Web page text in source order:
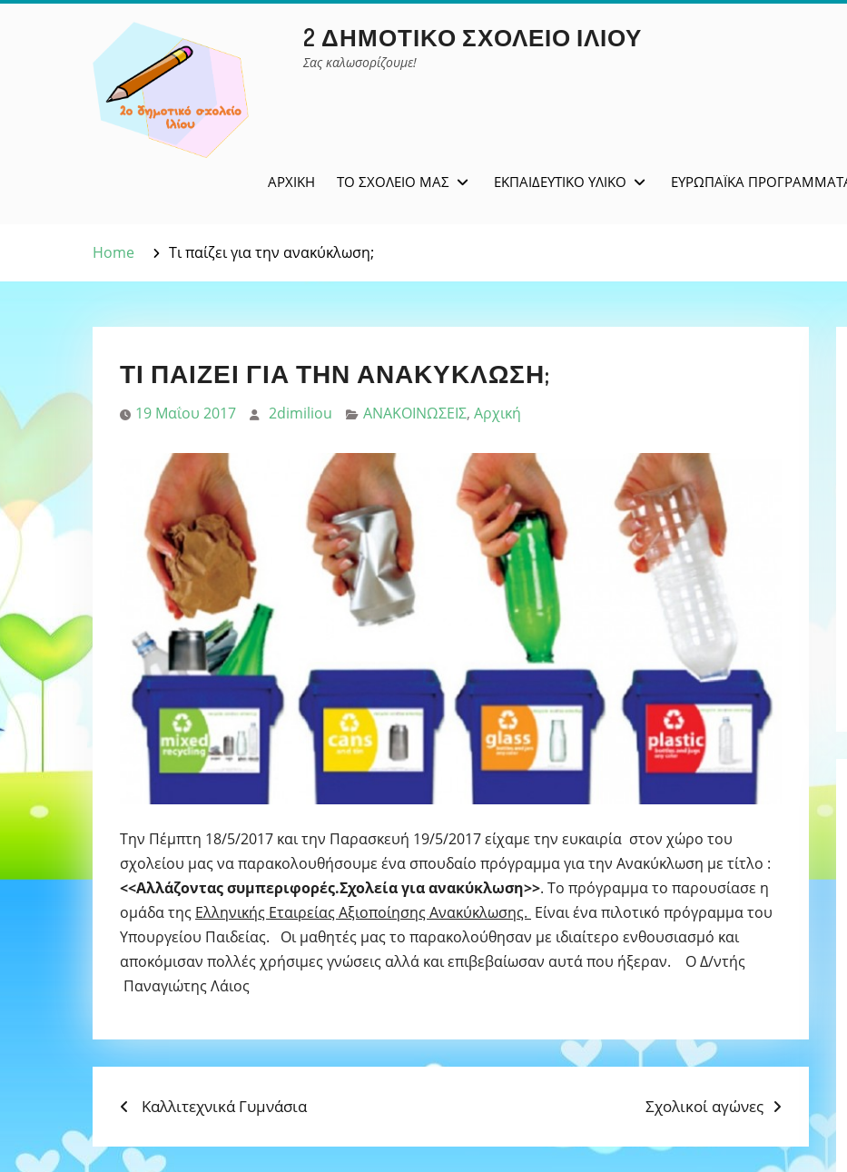
2 ΔΗΜΟΤΙΚΌ ΣΧΟΛΕΊΟ ΙΛΊΟΥ
Σας καλωσορίζουμε!
ΑΡΧΙΚΉ ΤΟ ΣΧΟΛΕΊΟ ΜΑΣ ΕΚΠΑΙΔΕΥΤΙΚΌ ΥΛΙΚΌ ΕΥΡΩΠΑΪΚΆ
Home Τι παίζει για την ανακύκλωση;
ΤΙ ΠΑΊΖΕΙ ΓΙΑ ΤΗΝ ΑΝΑΚΎΚΛΩΣΗ;
19 Μαΐου 2017 2dimiliou ΑΝΑΚΟΙΝΩΣΕΙΣ, Αρχική
Την Πέμπτη 18/5/2017 και την Παρασκευή 19/5/2017 είχαμε την ευκαιρία στον χώρο του
σχολείου μας να παρακολουθήσουμε ένα σπουδαίο πρόγραμμα για την Ανακύκλωση με τίτλο :
<<Αλλάζοντας συμπεριφορές.Σχολεία για ανακύκλωση>>. Το πρόγραμμα το παρουσίασε η
ομάδα της Ελληνικής Εταιρείας Αξιοποίησης Ανακύκλωσης. Είναι ένα πιλοτικό πρόγραμμα του
Υπουργείου Παιδείας. Οι μαθητές μας το παρακολούθησαν με ιδιαίτερο ενθουσιασμό και
αποκόμισαν πολλές χρήσιμες γνώσεις αλλά και επιβεβαίωσαν αυτά που ήξεραν. O Δ/ντής
Παναγιώτης Λάιος
ΠΛΟΉΓΗΣΗ
ΆΡΘΡΩΝ
Previous
Καλλιτεχνικά Γυμνάσια
Next
Σχολικοί αγώνες